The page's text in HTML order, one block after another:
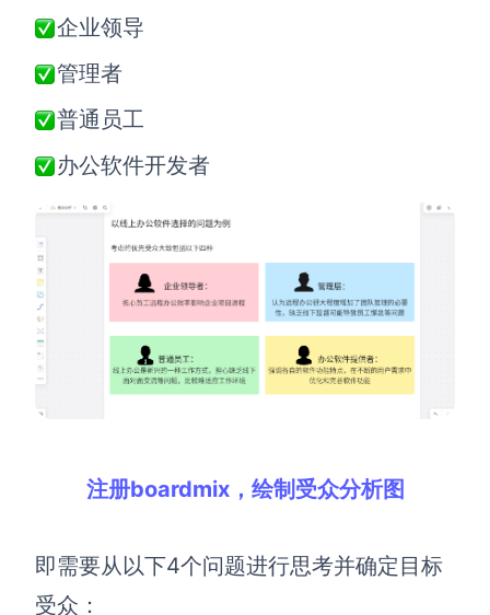
数据分析与策略
AI生成用户画像
AI生成Smart分析
AI生成4P营销理论模型
AI生成竞品分析
AI生成安索夫矩阵
AI生成Grow模型
AI生成AARRR模型
模板社区
私有化部署
企业领导
管理者
普通员工
办公软件开发者
注册boardmix，绘制受众分析图
即需要从以下4个问题进行思考并确定目标
受众：